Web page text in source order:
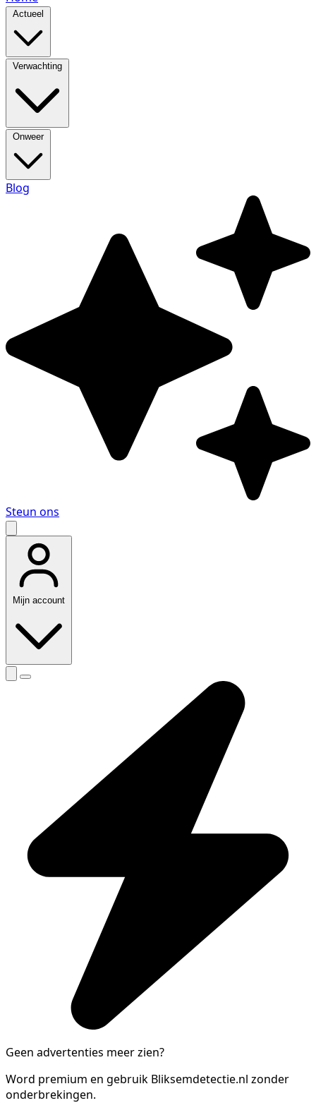
Actueel
Verwachting
Onweer
Blog
Steun ons
Mijn account
Geen advertenties meer zien?
Word premium en gebruik Bliksemdetectie.nl zonder
onderbrekingen.